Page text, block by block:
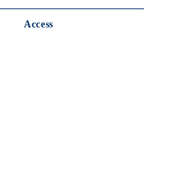
Access